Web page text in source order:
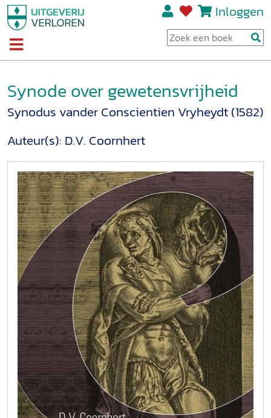
Inloggen
Synode over gewetensvrijheid
Synodus vander Conscientien Vryheydt (1582)
Auteur(s): D.V. Coornhert